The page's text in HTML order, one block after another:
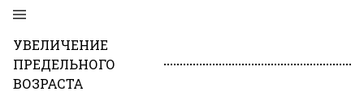
УВЕЛИЧЕНИЕ
ПРЕДЕЛЬНОГО
ВОЗРАСТА